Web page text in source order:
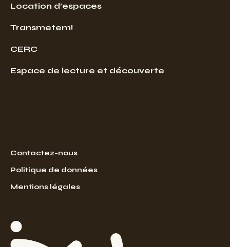
Location d’espaces
Transmetem!
CERC
Espace de lecture et découverte
Contactez-nous
Politique de données
Mentions légales